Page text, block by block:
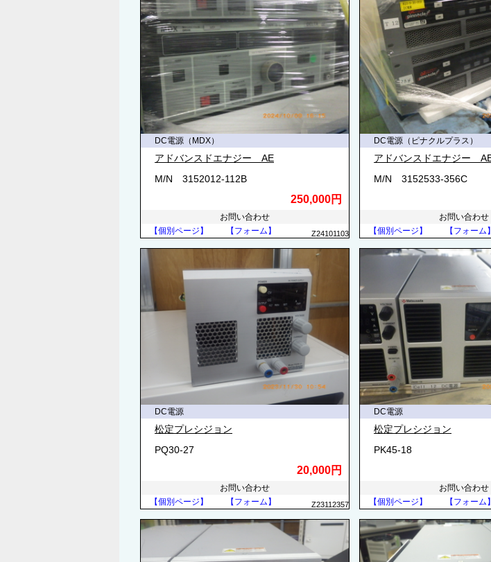
DC電源（MDX）
アドバンスドエナジー AE
M/N 3152012-112B
250,000円
お問い合わせ
【個別ページ】
【フォーム】 Z24101103
DC電源（ピナクルプラス）
アドバンスドエナジー
M/N 3152533-356C
お問い合わせ
【個別ページ】
【フォーム】
DC電源
松定プレシジョン
PQ30-27
20,000円
お問い合わせ
【個別ページ】
【フォーム】 Z23112357
DC電源
松定プレシジョン
PK45-18
お問い合わせ
【個別ページ】
【フォーム】